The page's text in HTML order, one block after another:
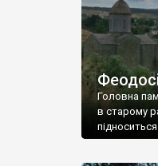
Головна
в старому